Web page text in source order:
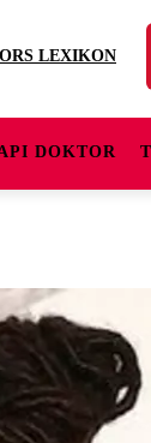
LEXIKON
DOKTOR